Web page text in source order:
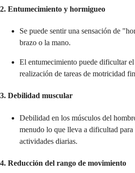
2. Entumecimiento y hormigueo
Se puede sentir una sensación de
brazo o la mano.
El entumecimiento puede dificultar
realización de tareas de motricidad
3. Debilidad muscular
Debilidad en los músculos del
menudo lo que lleva a dificultad
actividades diarias.
4. Reducción del rango de movimiento